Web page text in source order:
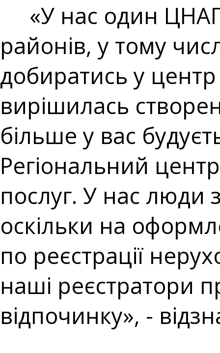
«У нас один ЦНАП
районів, у тому
добиратись у
вирішилась
більше у вас
Регіональний
послуг. У нас люди
оскільки на
по реєстрації
наші реєстратори
відпочинку», -